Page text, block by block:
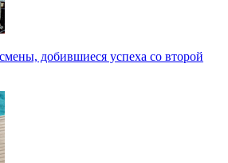
добившиеся успеха со второй